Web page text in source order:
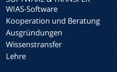
WIAS-Software
Kooperation und Beratung
Ausgründungen
Wissenstransfer
Lehre